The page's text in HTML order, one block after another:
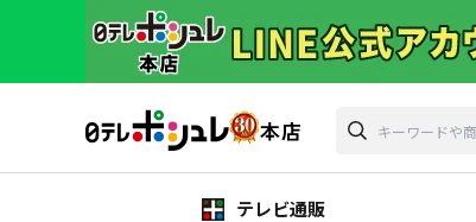
テレビ通販